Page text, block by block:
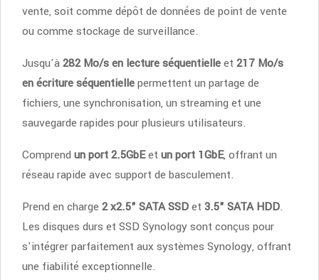
vente, soit comme dépôt de données de point de vente
ou comme stockage de surveillance.
Jusqu'à282 Mo/s en lecture séquentielleet 217 Mo/s
en écriture séquentiellepermettent un partage de
fichiers, une synchronisation, un streaming et une
sauvegarde rapides pour plusieurs utilisateurs.
Comprend un port 2.5GbEet un port 1GbE, offrant un
réseau rapide avec support de basculement.
Prend en charge 2 x2.5" SATASSDet 3.5" SATA HDD.
Les disques durs et SSD Synology sont conçus pour
s'intégrer parfaitement aux systèmes Synology, offrant
une fiabilité exceptionnelle.